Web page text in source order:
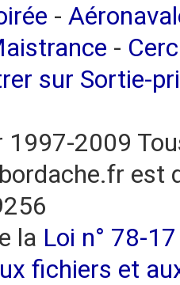
-
-
sur Sortie-
2009
est
la Loi n° 78-
fichiers et